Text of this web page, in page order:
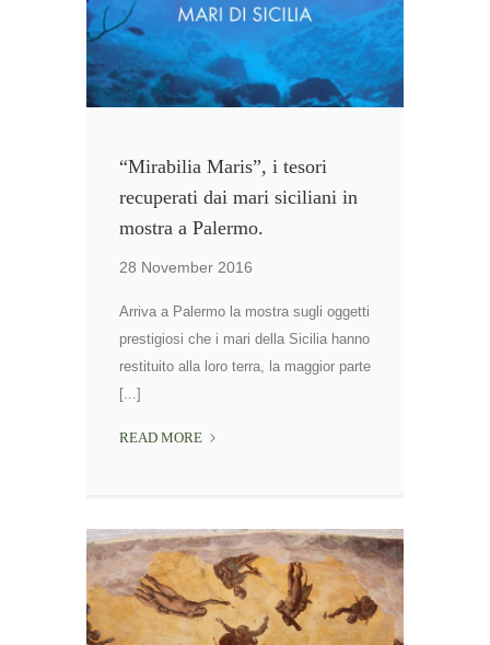
“Mirabilia Maris”, i tesori
recuperati dai mari siciliani in
mostra a Palermo.
28 November 2016
Arriva a Palermo la mostra sugli oggetti
prestigiosi che i mari della Sicilia hanno
restituito alla loro terra, la maggior parte
[...]
READ MORE
RECUPERATI
DAI
MARI
SICILIANI